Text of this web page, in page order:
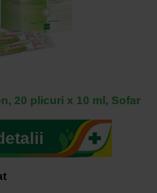
20 plicuri x 10 ml, Sofar